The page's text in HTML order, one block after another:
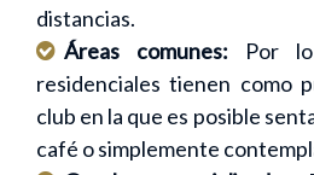
distancias.
Áreas comunes: Por lo
residenciales tienen como
club en la que es posible
café o simplemente